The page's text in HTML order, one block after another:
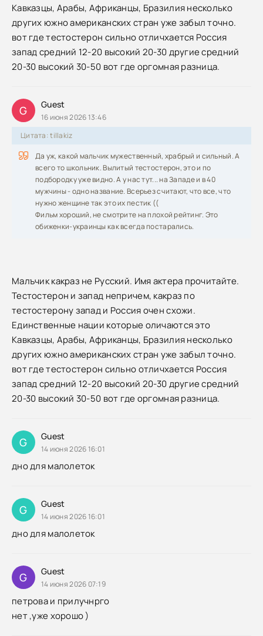
Кавказцы, Арабы, Африканцы, Бразилия несколько
других южно американских стран уже забыл точно.
вот где тестостерон сильно отличхается Россия
запад средний 12-20 высокий 20-30 другие средний
20-30 высокий 30-50 вот где оргомная разница.
G Guest
16 июня 2026 13:46
Цитата: tillakiz
Да уж, какой мальчик мужественный, храбрый и сильный. А
всего то школьник. Вылитый тестостерон, это и по
подбородку уже видно. А у нас тут... на Западе и в 40
мужчины - одно название. Всерьез считают, что все, что
нужно женщине так это их пестик ((
Фильм хороший, не смотрите на плохой рейтинг. Это
обиженки-украинцы как всегда постарались.
Малъчик какраз не Русский. Имя актера прочитайте.
Тестостерон и запад непричем, какраз по
тестостерону запад и Россия очен схожи.
Единственные нации которые оличаются это
Кавказцы, Арабы, Африканцы, Бразилия несколько
других южно американских стран уже забыл точно.
вот где тестостерон сильно отличхается Россия
запад средний 12-20 высокий 20-30 другие средний
20-30 высокий 30-50 вот где оргомная разница.
G Guest
14 июня 2026 16:01
дно для малолеток
G Guest
14 июня 2026 16:01
дно для малолеток
G Guest
14 июня 2026 07:19
петрова и прилучнрго
нет ,уже хорошо )